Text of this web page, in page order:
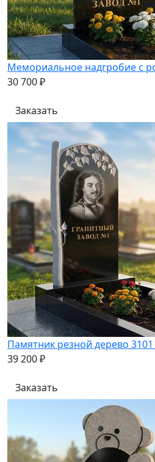
Мемориальное надгробие с
30 700 ₽
Заказать
Памятник резной дерево
39 200 ₽
Заказать